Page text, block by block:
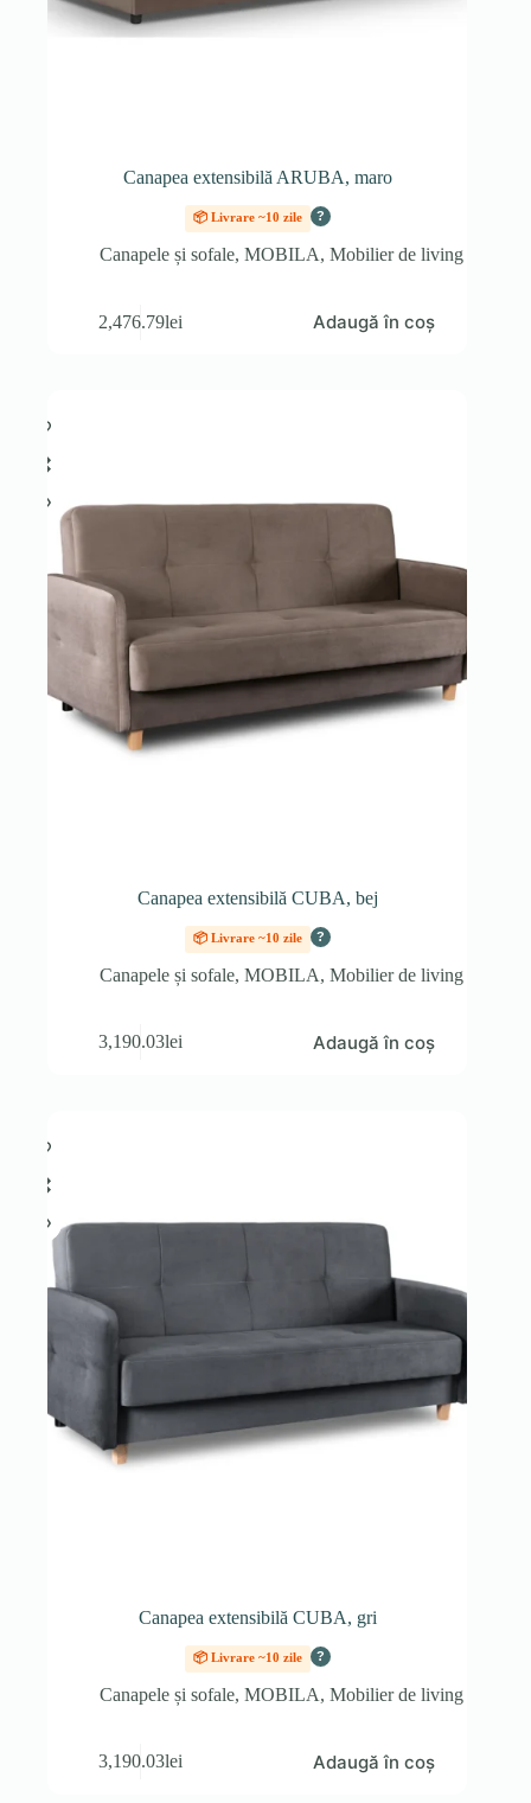
Canapea extensibilă ARUBA, maro
📦 Livrare ~10 zile ?
Canapele și sofale, MOBILA, Mobilier de living
2,476.79lei Adaugă în coș
Canapea extensibilă CUBA, bej
📦 Livrare ~10 zile ?
Canapele și sofale, MOBILA, Mobilier de living
3,190.03lei Adaugă în coș
Canapea extensibilă CUBA, gri
📦 Livrare ~10 zile ?
Canapele și sofale, MOBILA, Mobilier de living
3,190.03lei Adaugă în coș